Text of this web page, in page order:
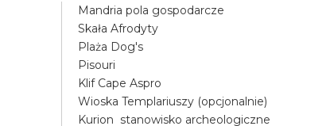
Mandria pola gospodarcze
Skała Afrodyty
Plaża Dog's
Pisouri
Klif Cape Aspro
Wioska Templariuszy (opcjonalnie)
Kurion stanowisko archeologiczne